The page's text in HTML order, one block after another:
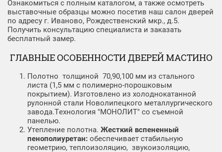
Ознакомиться с полным каталогом, а также осмотреть
выставочные образцы можно посетив наш салон дверей
по адресу г. Иваново, Рождественский мкр., д.5.
Получить консультацию специалиста и заказать
бесплатный замер.
ГЛАВНЫЕ ОСОБЕННОСТИ ДВЕРЕЙ МАСТИНО
Полотно толщиной 70,90,100 мм из стального
листа (1,5 мм c полимерно-порошковым
покрытием). Изготовлено из холоднокатанной
рулонной стали Новолипецкого металлургического
завода.Технология "МОНОЛИТ" со съемной
панелью.
Утепление полотна. Жесткий вспененный
пенополиуретан: обеспечивает стабильную
геометрию, теплоизоляцию, звукоизоляцию,